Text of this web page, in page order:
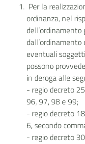
Per la
ordinanza, nel
eventuali
possono
in deroga alle
- regio decreto
96, 97, 98 e 99;
- regio decreto
6, secondo
- regio decreto